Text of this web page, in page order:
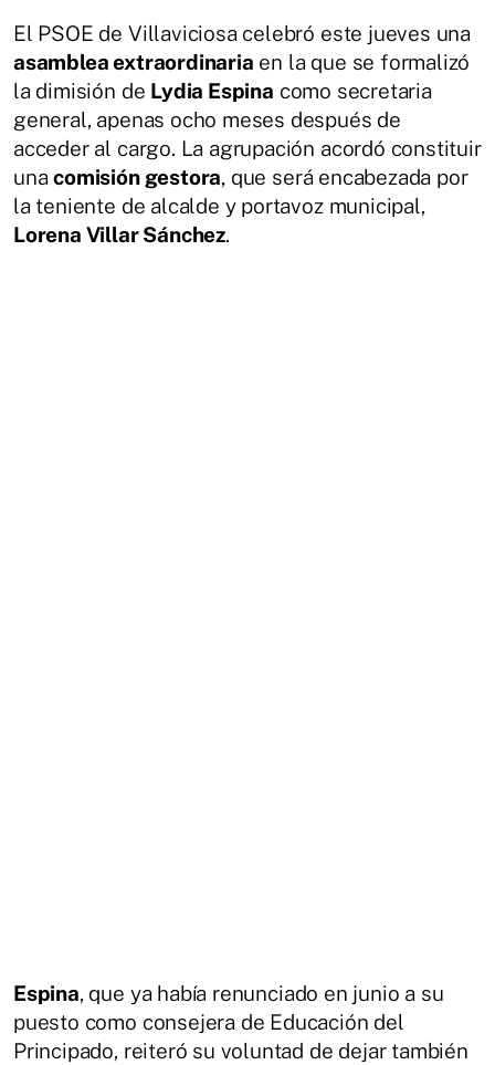
El PSOE de Villaviciosa celebró este jueves una
asamblea extraordinaria en la que se formalizó
la dimisión de Lydia Espina como secretaria
general, apenas ocho meses después de
acceder al cargo. La agrupación acordó constituir
unacomisión gestora, que será encabezada por
la teniente de alcalde y portavoz municipal,
Lorena Villar Sánchez.
Espina, que ya había renunciado en junio a su
puesto como consejera de Educación del
Principado, reiteró su voluntad de dejar también